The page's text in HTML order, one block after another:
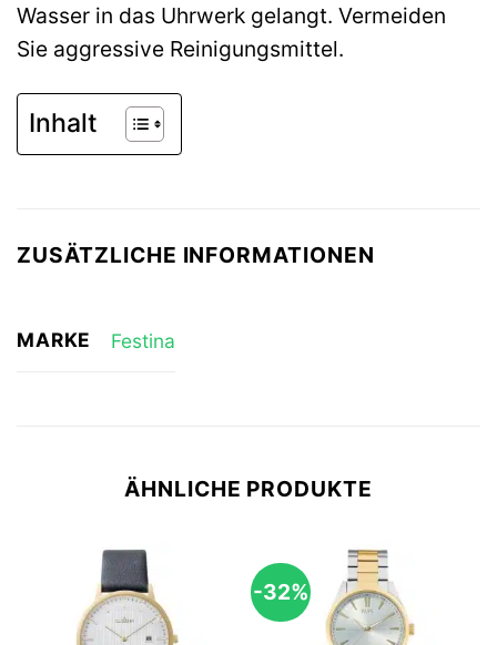
Wasser in das Uhrwerk gelangt. Vermeiden
Sie aggressive Reinigungsmittel.
Inhalt
ZUSÄTZLICHE INFORMATIONEN
MARKE Festina
ÄHNLICHE PRODUKTE
-32%